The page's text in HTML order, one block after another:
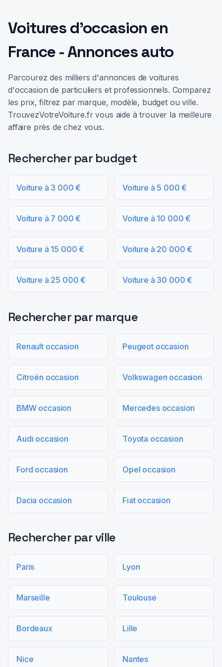
Voitures d'occasion en
France - Annonces auto
Parcourez des milliers d'annonces de voitures
d'occasion de particuliers et professionnels. Comparez
les prix, filtrez par marque, modèle, budget ou ville.
TrouvezVotreVoiture.fr vous aide à trouver la meilleure
affaire près de chez vous.
Rechercher par budget
Voiture à 3 000 € Voiture à 5 000 €
Voiture à 7 000 € Voiture à 10 000 €
Voiture à 15 000 € Voiture à 20 000 €
Voiture à 25 000 € Voiture à 30 000 €
Rechercher par marque
Renault occasion Peugeot occasion
Citroën occasion Volkswagen occasion
BMW occasion Mercedes occasion
Audi occasion Toyota occasion
Ford occasion Opel occasion
Dacia occasion Fiat occasion
Rechercher par ville
Paris Lyon
Marseille Toulouse
Bordeaux Lille
Nice Nantes